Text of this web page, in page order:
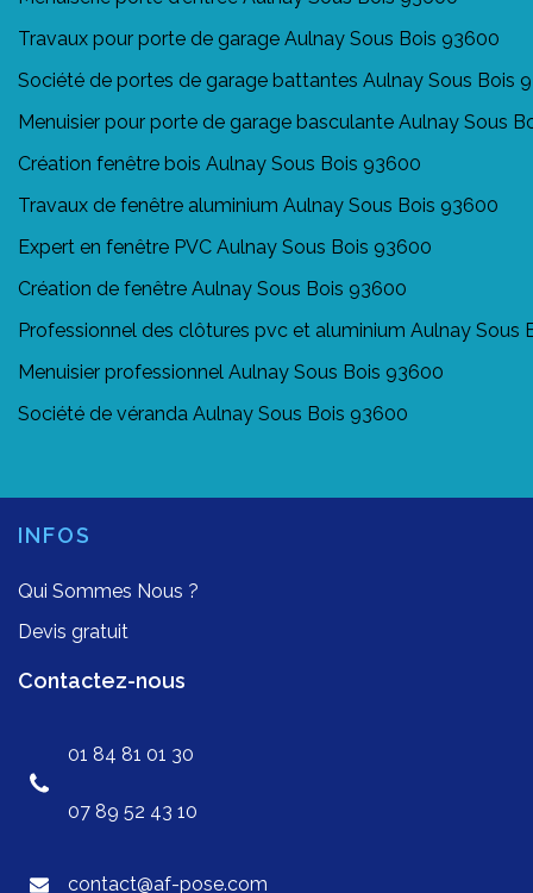
Travaux pour porte de garage Aulnay Sous Bois 93600
Société de portes de garage battantes Aulnay Sous Bois
Menuisier pour porte de garage basculante Aulnay Sous
Création fenêtre bois Aulnay Sous Bois 93600
Travaux de fenêtre aluminium Aulnay Sous Bois 93600
Expert en fenêtre PVC Aulnay Sous Bois 93600
Création de fenêtre Aulnay Sous Bois 93600
Professionnel des clôtures pvc et aluminium Aulnay Sous
Menuisier professionnel Aulnay Sous Bois 93600
Société de véranda Aulnay Sous Bois 93600
INFOS
Qui Sommes Nous ?
Devis gratuit
Contactez-nous
01 84 81 01 30
07 89 52 43 10
contact@af-pose.com